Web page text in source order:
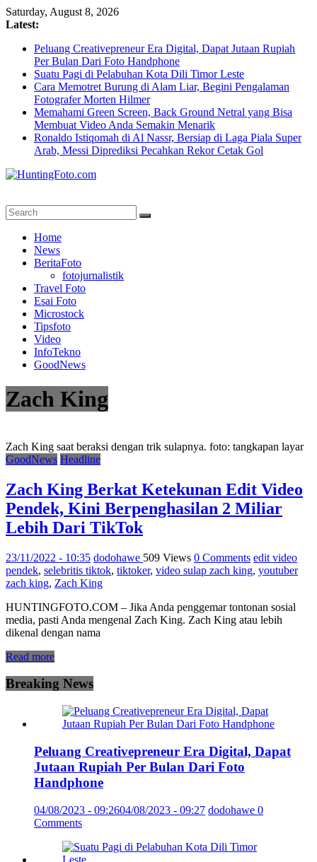
Skip
to
Saturday, August 8, 2026
Latest:
Peluang Creativepreneur Era Digital, Dapat Jutaan Rupiah
Per Bulan Dari Foto Handphone
Suatu Pagi di Pelabuhan Kota Dili Timor Leste
Cara Memotret Burung di Alam Liar, Begini Pengalaman
Fotografer Morten Hilmer
Memahami Green Screen, Back Ground Netral yang Bisa
Membuat Video Anda Semakin Menarik
Ronaldo Istiqomah di Al Nassr, Bersiap di Laga Piala Super
Arab, Messi Diprediksi Pecahkan Rekor Cetak Gol
Berita
Fotografi
Terpercaya
Home
News
BeritaFoto
fotojurnalistik
Travel Foto
Esai Foto
Microstock
Tipsfoto
Video
InfoTekno
GoodNews
Zach King
Zach King saat beraksi dengan trik sulapnya. foto: tangkapan layar
GoodNews Headline
Zach King Berkat Ketekunan Edit Video
Pendek, Kini Berpenghasilan 2 Miliar
Lebih Dari TikTok
23/11/2022 - 10:35 dodohawe 509 Views 0 Comments edit video
pendek, selebritis tiktok, tiktoker, video sulap zach king, youtuber
zach king, Zach King
HUNTINGFOTO.COM – Jika Anda penggemar tontonan sosial
media, pasti Anda mengenal Zach King. Zach King atau lebih
dikenal dengan nama
Read more
Breaking News
Peluang Creativepreneur Era Digital, Dapat
Jutaan Rupiah Per Bulan Dari Foto
Handphone
04/08/2023 - 09:2604/08/2023 - 09:27 dodohawe 0
Comments